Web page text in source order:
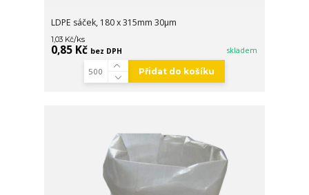
LDPE sáček, 180 x 315mm 30µm
1,03 Kč/ks
0,85 Kč bez DPH skladem
Přidat do košíku